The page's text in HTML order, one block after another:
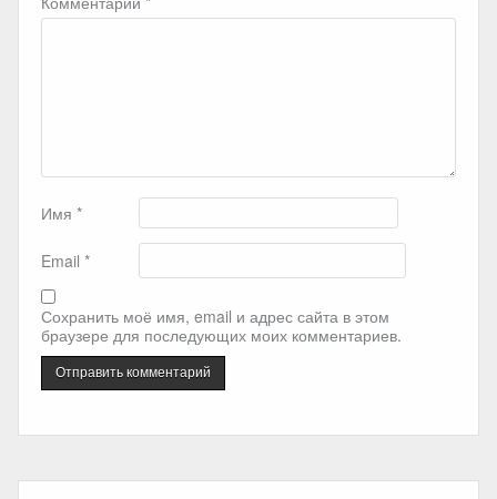
Имя *
Email *
Сохранить моё имя, email и адрес сайта в этом
браузере для последующих моих комментариев.